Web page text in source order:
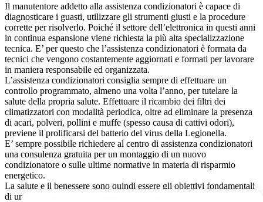
Il manutentore addetto alla assistenza condizionatori è capace di
diagnosticare i guasti, utilizzare gli strumenti giusti e la procedure
corrette per risolverlo. Poiché il settore dell’elettronica in questi anni
in continua espansione viene richiesta la più alta specializzazione
tecnica. E’ per questo che l’assistenza condizionatori è formata da
tecnici che vengono costantemente aggiornati e formati per lavorare
in maniera responsabile ed organizzata.
L’assistenza condizionatori consiglia sempre di effettuare un
controllo programmato, almeno una volta l’anno, per tutelare la
salute della propria salute. Effettuare il ricambio dei filtri dei
climatizzatori con modalità periodica, oltre ad eliminare la presenza
di acari, polveri, pollini e muffe (spesso causa di cattivi odori),
previene il prolificarsi del batterio del virus della Legionella.
E’ sempre possibile richiedere al centro di assistenza condizionatori
una consulenza gratuita per un montaggio di un nuovo
condizionatore o sulle ultime normative in materia di risparmio
energetico.
La salute e il benessere sono quindi essere gli obiettivi fondamentali
di un addetto alla assistenza condizionatori.